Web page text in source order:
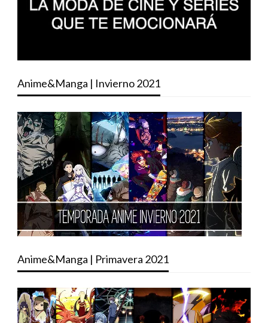
Anime&Manga | Invierno 2021
Anime&Manga | Primavera 2021